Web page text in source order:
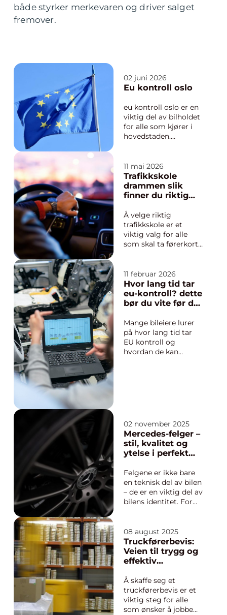
både styrker merkevaren og driver salget
fremover.
02 juni 2026
Eu kontroll oslo
eu kontroll oslo er en
viktig del av bilholdet
for alle som kjører i
hovedstaden.
kvalitet og bilen
utsettes for store
påkjenninger
gjennom hele året. En
sikrer at bilen
oppfyller myndig...
11 mai 2026
Trafikkskole
drammen slik
finner du riktig
Å velge riktig
trafikkskole er et
viktig valg for alle
som skal ta førerkort.
trafikk, ulike veityper
og krevende
rundkjøringer, kan en
god opplæring gjøre
ser etter en
trafikkskole Drammen
som kombi...
11 februar 2026
Hvor lang tid tar
eu-kontroll? dette
bør du vite før du
Mange bileiere lurer
på hvor lang tid tar
EU kontroll og
hvordan de kan
komplisert. Med litt
kunnskap om hva
som skjer, hvor lang
tid du bør sette av, og
h...
02 november 2025
Mercedes-felger –
stil, kvalitet og
ytelse i perfekt
Felgene er ikke bare
en teknisk del av bilen
– de er en viktig del av
bilens identitet. For
felger om mer enn
bare utseende; det
handler om ytelse,
komfort og kvalitet.
Mercedes-felger kan
forbedr...
08 august 2025
Truckførerbevis:
Veien til trygg og
effektiv
Å skaffe seg et
truckførerbevis er et
viktig steg for alle
som ønsker å jobbe